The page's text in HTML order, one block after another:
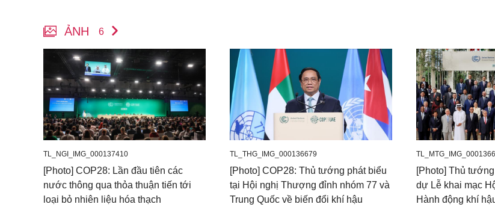
ẢNH 6
TL_NGI_IMG_000137410
[Photo] COP28: Lần đầu tiên các
nước thông qua thỏa thuận tiến tới
loại bỏ nhiên liệu hóa thạch
TL_THG_IMG_000136679
[Photo] COP28: Thủ tướng phát biểu
tại Hội nghị Thượng đỉnh nhóm 77 và
Trung Quốc về biến đổi khí hậu
[Photo] Thủ
dự Lễ khai mạc
Hành động khí